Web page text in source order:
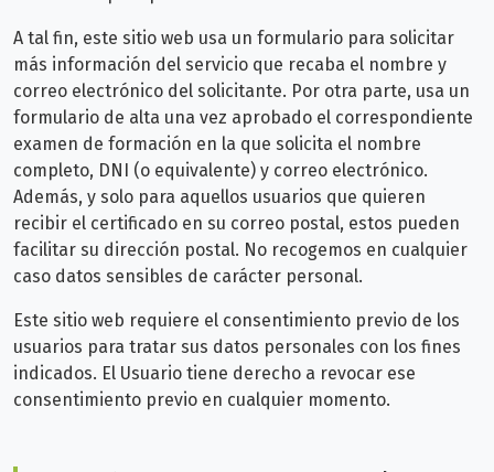
A tal fin, este sitio web usa un formulario para solicitar
más información del servicio que recaba el nombre y
correo electrónico del solicitante. Por otra parte, usa un
formulario de alta una vez aprobado el correspondiente
examen de formación en la que solicita el nombre
completo, DNI (o equivalente) y correo electrónico.
Además, y solo para aquellos usuarios que quieren
recibir el certificado en su correo postal, estos pueden
facilitar su dirección postal. No recogemos en cualquier
caso datos sensibles de carácter personal.
Este sitio web requiere el consentimiento previo de los
usuarios para tratar sus datos personales con los fines
indicados. El Usuario tiene derecho a revocar ese
consentimiento previo en cualquier momento.